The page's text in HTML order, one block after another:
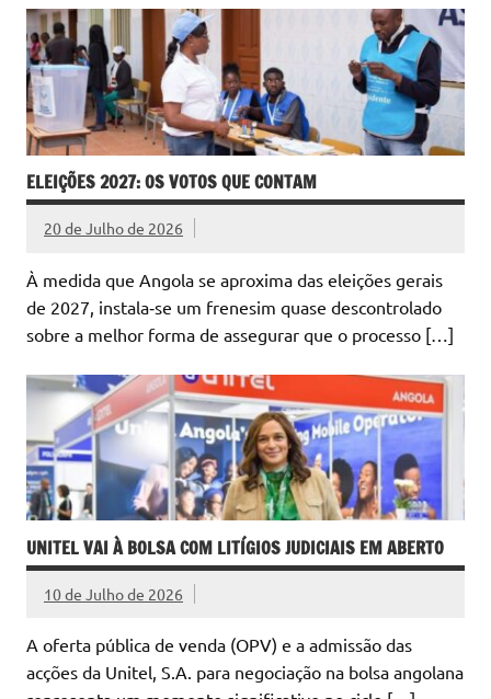
ELEIÇÕES 2027: OS VOTOS QUE CONTAM
20 de Julho de 2026
À medida que Angola se aproxima das eleições gerais
de 2027, instala‑se um frenesim quase descontrolado
sobre a melhor forma de assegurar que o processo […]
UNITEL VAI À BOLSA COM LITÍGIOS JUDICIAIS EM ABERTO
10 de Julho de 2026
A oferta pública de venda (OPV) e a admissão das
acções da Unitel, S.A. para negociação na bolsa angolana